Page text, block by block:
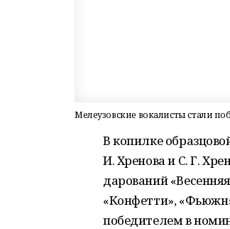
Мелеузовские вокалисты стали
В копилке
И. Хренова и С. Г.
дарований
«Конфетти»,
победителем в